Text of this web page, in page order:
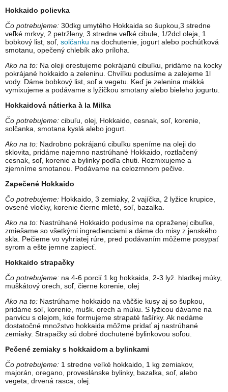
Hokkaido polievka
Čo potrebujeme: 30dkg umytého Hokkaida so šupkou,3 stredne
veľké mrkvy, 2 petržleny, 3 stredne veľké cibule, 1/2dcl oleja, 1
bobkový list, soľ, solčanku na dochutenie, jogurt alebo pochúťková
smotanu, opečený chlebík ako príloha.
Ako na to: Na oleji orestujeme pokrájanú cibuľku, pridáme na kocky
pokrájané hokkaido a zeleninu. Chvíľku podusíme a zalejeme 1l
vody. Dáme bobkový list, soľ a vegetu. Keď je zelenina mäkká
vymixujeme a podávame s lyžičkou smotany alebo bieleho jogurtu.
Hokkaidová nátierka à la Milka
Čo potrebujeme: cibuľu, olej, Hokkaido, cesnak, soľ, korenie,
solčanka, smotana kyslá alebo jogurt.
Ako na to: Nadrobno pokrájanú cibuľku speníme na oleji do
sklovita, pridáme najemno nastrúhané Hokkaido, roztlačený
cesnak, soľ, korenie a bylinky podľa chuti. Rozmixujeme a
zjemníme smotanou. Podávame na celozrnnom pečive.
Zapečené Hokkaido
Čo potrebujeme: Hokkaido, 3 zemiaky, 2 vajíčka, 2 lyžice krupice,
ovsené vločky, korenie čierne mleté, soľ, bazalka.
Ako na to: Nastrúhané Hokkaido podusíme na opraženej cibuľke,
zmiešame so všetkými ingredienciami a dáme do misy z jenského
skla. Pečieme vo vyhriatej rúre, pred podávaním môžeme posypať
syrom a ešte jemne zapiecť.
Hokkaido strapačky
Čo potrebujeme: na 4-6 porcií 1 kg hokkaida, 2-3 lyž. hladkej múky,
muškátový orech, soľ, čierne korenie, olej
Ako na to: Nastrúhame hokkaido na väčšie kusy aj so šupkou,
pridáme soľ, korenie, mušk. orech a múku. S lyžicou dávame na
panvicu s olejom, kde formujeme strapaté fašírky. Ak nedáme
dostatočné množstvo hokkaida môžme pridať aj nastrúhané
zemiaky. Strapačky sú dobré dochutené bylinkovou soľou.
Pečené zemiaky s hokkaidom a bylinkami
Čo potrebujeme: 1 stredne veľké hokkaido, 1 kg zemiakov,
majorán, oregano, proveslánske bylinky, bazalka, soľ, alebo
vegeta, drvená rasca, olej.